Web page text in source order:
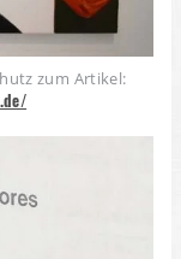
zum Artikel: